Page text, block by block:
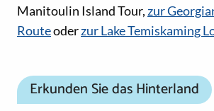
Manitoulin Island Tour, zur
Routeoderzur Lake Temiskaming
Erkunden Sie das Hinterland